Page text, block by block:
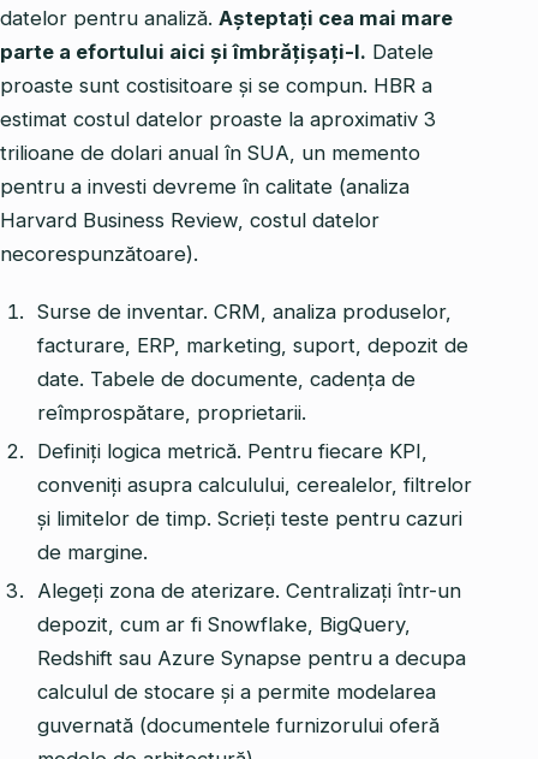
datelor pentru analiză. Așteptați cea mai mare
parte a efortului aici și îmbrățișați-l. Datele
proaste sunt costisitoare și se compun. HBR a
estimat costul datelor proaste la aproximativ 3
trilioane de dolari anual în SUA, un memento
pentru a investi devreme în calitate (analiza
Harvard Business Review, costul datelor
necorespunzătoare).
Surse de inventar. CRM, analiza produselor,
facturare, ERP, marketing, suport, depozit de
date. Tabele de documente, cadența de
reîmprospătare, proprietarii.
Definiți logica metrică. Pentru fiecare KPI,
conveniți asupra calculului, cerealelor, filtrelor
și limitelor de timp. Scrieți teste pentru cazuri
de margine.
Alegeți zona de aterizare. Centralizați într-un
depozit, cum ar fi Snowflake, BigQuery,
Redshift sau Azure Synapse pentru a decupa
calculul de stocare și a permite modelarea
guvernată (documentele furnizorului oferă